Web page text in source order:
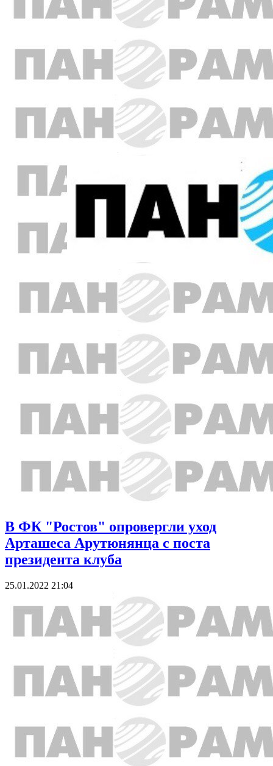
В ФК "Ростов" опровергли уход
Арташеса Арутюнянца с поста
президента клуба
25.01.2022 21:04